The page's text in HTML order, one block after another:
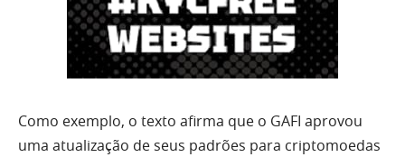
Como exemplo, o texto afirma que o GAFI aprovou
uma atualização de seus padrões para criptomoedas